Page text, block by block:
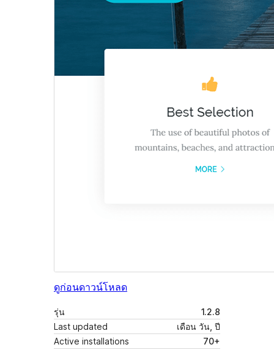
ดูก่อนดาวน์โหลด
รุ่น
1.2.8
Last updated
เดือน วัน, ปี
Active installations
70+